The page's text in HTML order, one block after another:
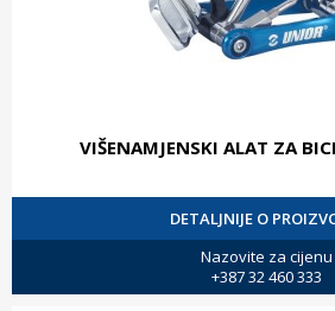
VIŠENAMJENSKI ALAT ZA
DETALJNIJE O
Nazovite za cijenu
+387 32 460 333